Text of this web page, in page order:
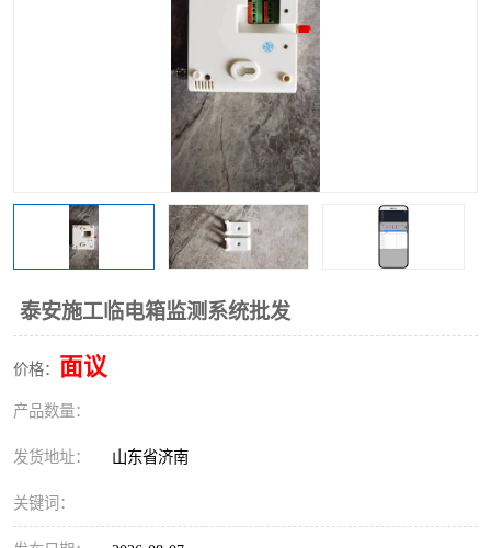
泰安施工临电箱监测系统批发
价格： 面议
产品数量：
发货地址： 山东省济南
关键词：